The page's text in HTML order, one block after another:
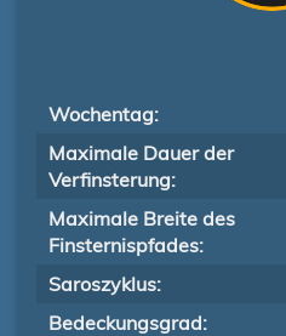
Wochentag:
Maximale Dauer der
Verfinsterung:
Maximale Breite des
Finsternispfades:
Saroszyklus:
Bedeckungsgrad: